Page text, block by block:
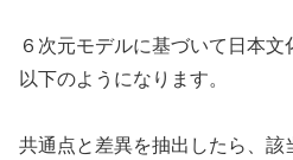
６次元モデルに基づいて日本文
以下のようになります。
共通点と差異を抽出したら、該